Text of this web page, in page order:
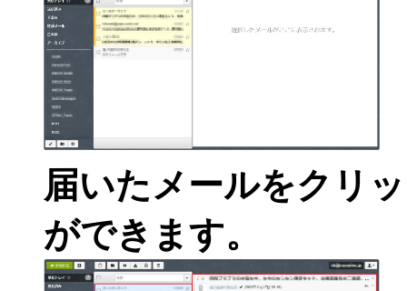
届いたメールをクリ
ができます。